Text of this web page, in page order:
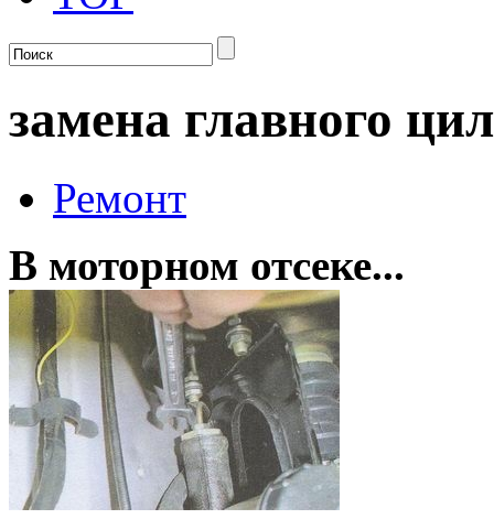
замена главного
Ремонт
В моторном отсеке...